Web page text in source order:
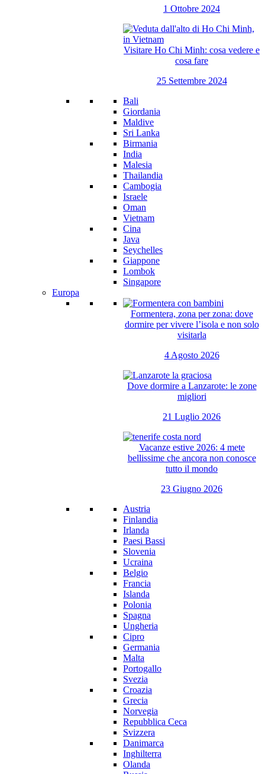
1 Ottobre 2024
Visitare Ho Chi Minh: cosa vedere e
cosa fare
25 Settembre 2024
Bali
Giordania
Maldive
Sri Lanka
Birmania
India
Malesia
Thailandia
Cambogia
Israele
Oman
Vietnam
Cina
Java
Seychelles
Giappone
Lombok
Singapore
Europa
Formentera, zona per zona: dove
dormire per vivere l’isola e non solo
visitarla
4 Agosto 2026
Dove dormire a Lanzarote: le zone
migliori
21 Luglio 2026
Vacanze estive 2026: 4 mete
bellissime che ancora non conosce
tutto il mondo
23 Giugno 2026
Austria
Finlandia
Irlanda
Paesi Bassi
Slovenia
Ucraina
Belgio
Francia
Islanda
Polonia
Spagna
Ungheria
Cipro
Germania
Malta
Portogallo
Svezia
Croazia
Grecia
Norvegia
Repubblica Ceca
Svizzera
Danimarca
Inghilterra
Olanda